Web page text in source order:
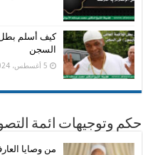
كيف أسلم بطل
السجن
5 أغسطس، 2024
حكم وتوجيهات ائمة
من وصايا